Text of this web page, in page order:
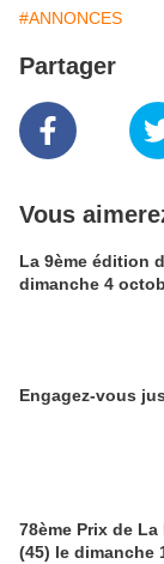
#ANNONCES
Partager
Vous
La 9ème édition
dimanche 4
Engagez-vous
78ème Prix de
(45) le dimanche